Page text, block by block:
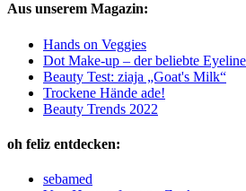
Aus unserem Magazin:
Hands on Veggies
Dot Make-up – der beliebte
Beauty Test: ziaja „Goat's Milk“
Trockene Hände ade!
Beauty Trends 2022
oh feliz entdecken:
sebamed